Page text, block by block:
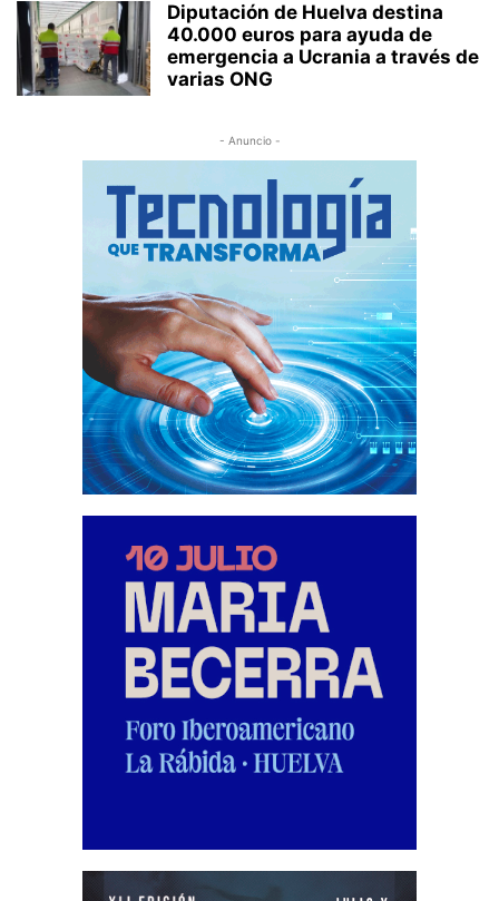
Diputación de Huelva destina
40.000 euros para ayuda de
emergencia a Ucrania a través de
varias ONG
- Anuncio -